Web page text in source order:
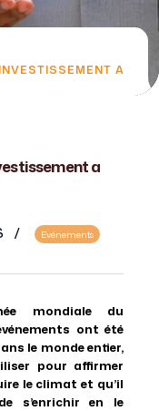
A
a
Evénements
mondiale du
ont été
le monde entier,
pour affirmer
le climat et qu’il
s’enrichir en le